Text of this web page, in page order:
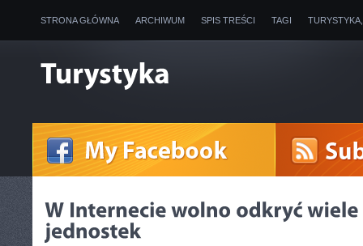
STRONA GŁÓWNA ARCHIWUM SPIS TREŚCI TAGI